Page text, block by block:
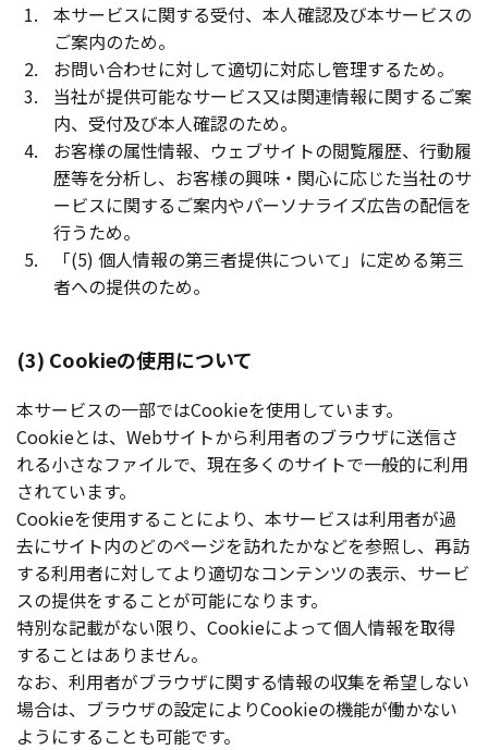
本サービスに関する受付、本人確認及び本サービスの
ご案内のため。
お問い合わせに対して適切に対応し管理するため。
当社が提供可能なサービス又は関連情報に関するご案
内、受付及び本人確認のため。
お客様の属性情報、ウェブサイトの閲覧履歴、行動履
歴等を分析し、お客様の興味・関心に応じた当社のサ
ービスに関するご案内やパーソナライズ広告の配信を
行うため。
「(5) 個人情報の第三者提供について」に定める第三
者への提供のため。
(3) Cookieの使用について
本サービスの一部ではCookieを使用しています。
Cookieとは、Webサイトから利用者のブラウザに送信さ
れる小さなファイルで、現在多くのサイトで一般的に利用
されています。
Cookieを使用することにより、本サービスは利用者が過
去にサイト内のどのページを訪れたかなどを参照し、再訪
する利用者に対してより適切なコンテンツの表示、サービ
スの提供をすることが可能になります。
特別な記載がない限り、Cookieによって個人情報を取得
することはありません。
なお、利用者がブラウザに関する情報の収集を希望しない
場合は、ブラウザの設定によりCookieの機能が働かない
ようにすることも可能です。